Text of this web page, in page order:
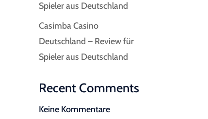
Spieler aus Deutschland
Casimba Casino
Deutschland – Review für
Spieler aus Deutschland
Recent Comments
Keine Kommentare